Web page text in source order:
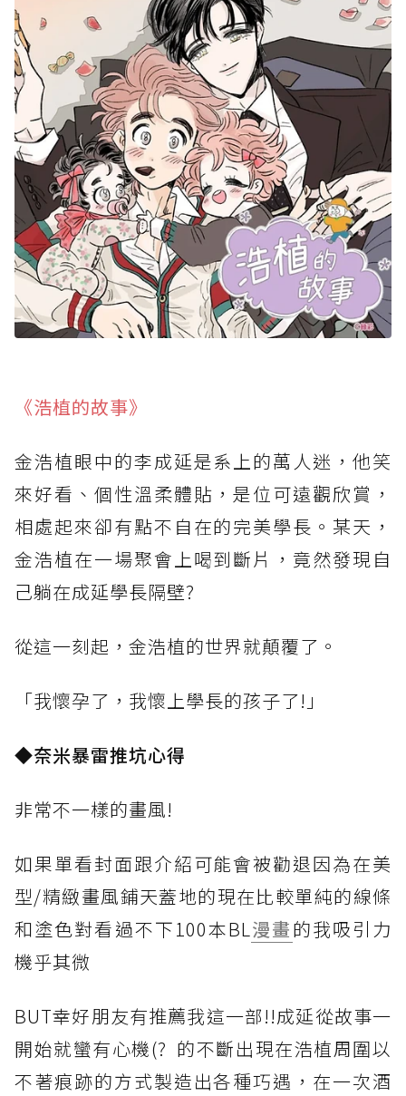
《浩植的故事》
金浩植眼中的李成延是系上的萬人迷，他笑
來好看、個性溫柔體貼，是位可遠觀欣賞，
相處起來卻有點不自在的完美學長。某天，
金浩植在一場聚會上喝到斷片，竟然發現自
己躺在成延學長隔壁?
從這一刻起，金浩植的世界就顛覆了。
「我懷孕了，我懷上學長的孩子了!」
◆奈米暴雷推坑心得
非常不一樣的畫風!
如果單看封面跟介紹可能會被勸退因為在美
型/精緻畫風鋪天蓋地的現在比較單純的線條
和塗色對看過不下100本BL漫畫的我吸引力
機乎其微
BUT幸好朋友有推薦我這一部!!成延從故事一
開始就蠻有心機(? 的不斷出現在浩植周圍以
不著痕跡的方式製造出各種巧遇，在一次酒